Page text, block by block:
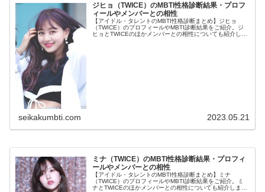
ジヒョ（TWICE）のMBTI性格診断結果・プロフ
ィールやメンバーとの相性
【アイドル・タレントのMBTI性格診断まとめ】ジヒョ
（TWICE）のプロフィールやMBTI診断結果をご紹介。ジ
ヒョとTWICEのほかメンバーとの相性についても紹介しま
seikakumbti.com 2023.05.21
ミナ（TWICE）のMBTI性格診断結果・プロフィ
ールやメンバーとの相性
【アイドル・タレントのMBTI性格診断まとめ】ミナ
（TWICE）のプロフィールやMBTI診断結果をご紹介。ミ
ナとTWICEのほかメンバーとの相性についても紹介しま